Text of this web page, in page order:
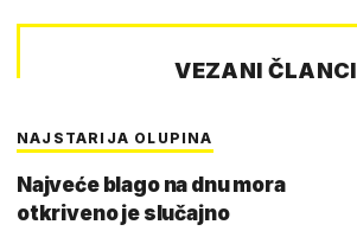
VEZANI ČLANCI
NAJSTARIJA OLUPINA
Najveće blago na dnu mora
otkriveno je slučajno